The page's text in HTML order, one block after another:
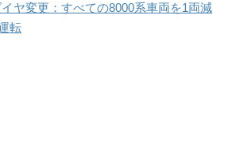
ヤ変更：すべての8000系車両を1両減
転